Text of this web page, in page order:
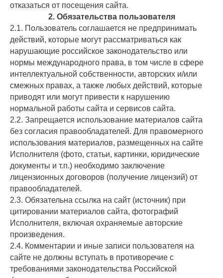
отказаться от посещения сайта.
2. Обязательства пользователя
2.1. Пользователь соглашается не предпринимать
действий, которые могут рассматриваться как
нарушающие российское законодательство или
нормы международного права, в том числе в сфере
интеллектуальной собственности, авторских и/или
смежных правах, а также любых действий, которые
приводят или могут привести к нарушению
нормальной работы сайта и сервисов сайта.
2.2. Запрещается использование материалов сайта
без согласия правообладателей. Для правомерного
использования материалов, размещенных на сайте
Исполнителя (фото, статьи, картинки, юридические
документы и т.п.) необходимо заключение
лицензионных договоров (получение лицензий) от
правообладателей.
2.3. Обязательна ссылка на сайт (источник) при
цитировании материалов сайта, фотографий
Исполнителя, включая охраняемые авторские
произведения.
2.4. Комментарии и иные записи пользователя на
сайте не должны вступать в противоречие с
требованиями законодательства Российской